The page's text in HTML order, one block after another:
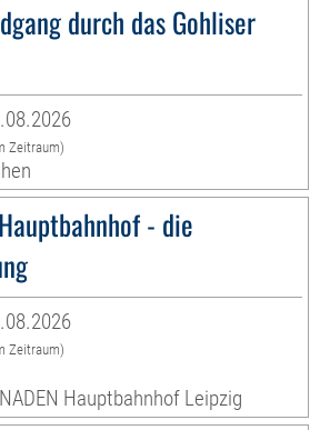
durch das Gohliser
Zeitraum)
- die
Zeitraum)
Hauptbahnhof Leipzig